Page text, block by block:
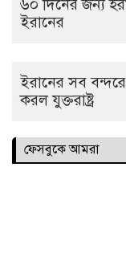
৬০ দিনের জন্য
ইরানের
ইরানের সব
করল যুক্তরাষ্ট্র
ফেসবুকে আমরা